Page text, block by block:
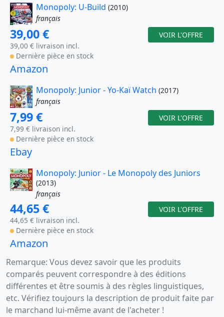
Monopoly: U-Build (2010)
français
39,00 €
39,00 € livraison incl.
Dernière pièce en stock
VOIR L'OFFRE
Amazon
Monopoly: Junior - Yo-Kaï Watch (2017)
français
7,99 €
7,99 € livraison incl.
Dernière pièce en stock
VOIR L'OFFRE
Ebay
Monopoly: Junior - Le Monopoly des Juniors
(2013)
français
44,65 €
44,65 € livraison incl.
Dernière pièce en stock
VOIR L'OFFRE
Amazon
Remarque: Vous devez savoir que les produits
comparés peuvent correspondre à des éditions
différentes et être soumis à des règles linguistiques,
etc. Vérifiez toujours la description de produit faite par
le marchand lui-même avant de l'acheter !